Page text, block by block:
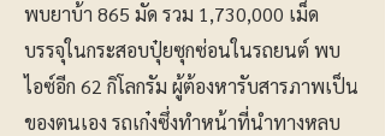
พบยาบ้า 865 มัด รวม 1,730,000 เม็ด
บรรจุในกระสอบปุ๋ยซุกซ่อนในรถยนต์ พบ
ไอซ์อีก 62 กิโลกรัม ผู้ต้องหารับสารภาพเป็น
ของตนเอง รถเก๋งซึ่งทำหน้าที่นำทางหลบ